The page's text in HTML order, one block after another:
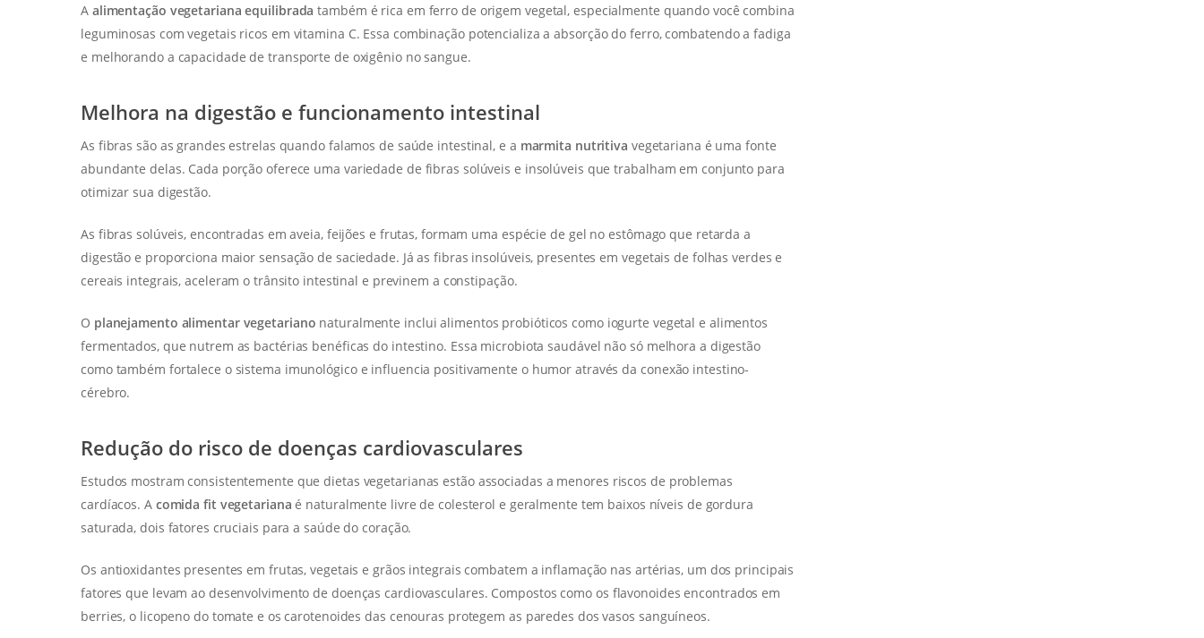
A alimentação vegetariana equilibrada também é rica em ferro de origem vegetal, especialmente quando você combina
leguminosas com vegetais ricos em vitamina C. Essa combinação potencializa a absorção do ferro, combatendo a fadiga
e melhorando a capacidade de transporte de oxigênio no sangue.
Melhora na digestão e funcionamento intestinal
As fibras são as grandes estrelas quando falamos de saúde intestinal, e a marmita nutritiva vegetariana é uma fonte
abundante delas. Cada porção oferece uma variedade de fibras solúveis e insolúveis que trabalham em conjunto para
otimizar sua digestão.
As fibras solúveis, encontradas em aveia, feijões e frutas, formam uma espécie de gel no estômago que retarda a
digestão e proporciona maior sensação de saciedade. Já as fibras insolúveis, presentes em vegetais de folhas verdes e
cereais integrais, aceleram o trânsito intestinal e previnem a constipação.
O planejamento alimentar vegetariano naturalmente inclui alimentos probióticos como iogurte vegetal e alimentos
fermentados, que nutrem as bactérias benéficas do intestino. Essa microbiota saudável não só melhora a digestão
como também fortalece o sistema imunológico e influencia positivamente o humor através da conexão intestino-
cérebro.
Redução do risco de doenças cardiovasculares
Estudos mostram consistentemente que dietas vegetarianas estão associadas a menores riscos de problemas
cardíacos. A comida fit vegetariana é naturalmente livre de colesterol e geralmente tem baixos níveis de gordura
saturada, dois fatores cruciais para a saúde do coração.
Os antioxidantes presentes em frutas, vegetais e grãos integrais combatem a inflamação nas artérias, um dos principais
fatores que levam ao desenvolvimento de doenças cardiovasculares. Compostos como os flavonoides encontrados em
berries, o licopeno do tomate e os carotenoides das cenouras protegem as paredes dos vasos sanguíneos.